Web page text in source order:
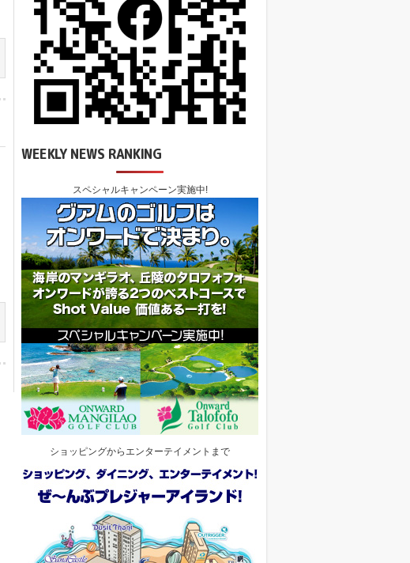
WEEKLY NEWS RANKING
スペシャルキャンペーン実施中!
ショッピングからエンターテイメントまで